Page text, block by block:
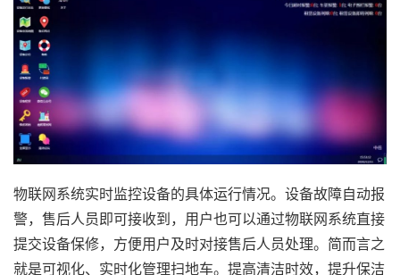
物联网系统实时监控设备的具体运行情况。设备故障自动报
警，售后人员即可接收到，用户也可以通过物联网系统直接
提交设备保修，方便用户及时对接售后人员处理。简而言之
就是可视化、实时化管理扫地车。提高清洁时效，提升保洁